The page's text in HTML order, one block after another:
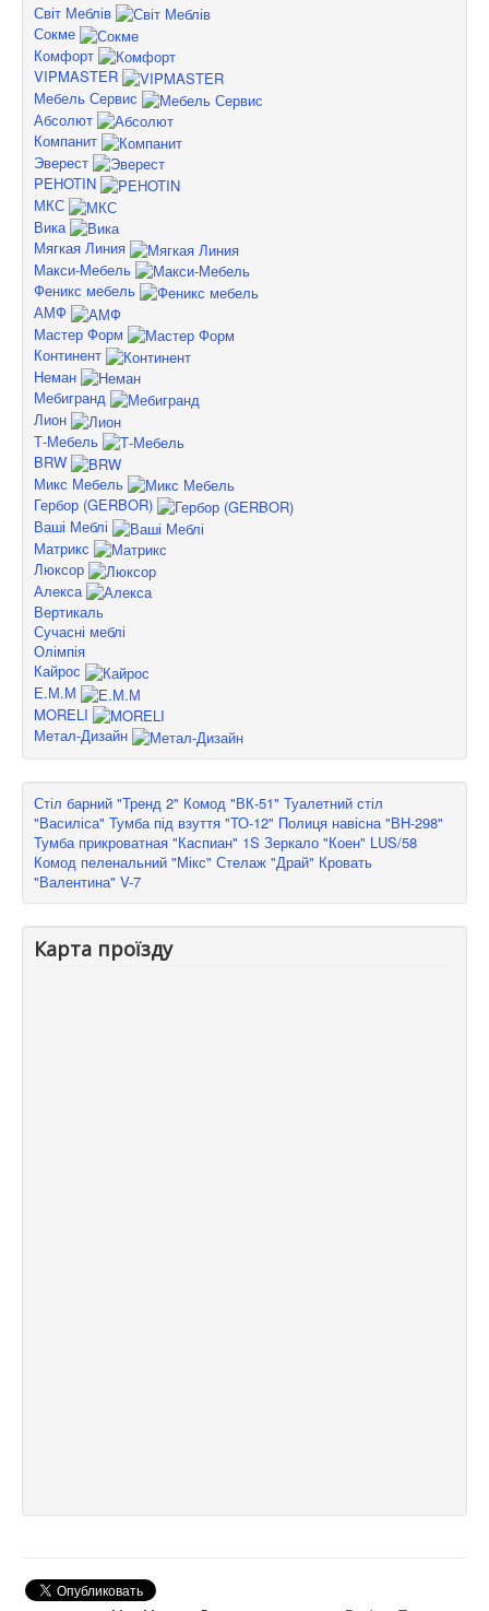
Світ Меблів
Сокме
Комфорт
VIPMASTER
Мебель Сервис
Абсолют
Компанит
Эверест
PEHOTIN
МКС
Вика
Мягкая Линия
Макси-Мебель
Феникс мебель
АМФ
Мастер Форм
Континент
Неман
Мебигранд
Лион
Т-Мебель
BRW
Микс Мебель
Гербор (GERBOR)
Ваші Меблі
Матрикс
Люксор
Алекса
Вертикаль
Сучасні меблі
Олімпія
Кайрос
Е.М.М
MORELI
Метал-Дизайн
Стіл барний "Тренд 2" Комод "ВК-51" Туалетний стіл
"Василіса" Тумба під взуття "ТО-12" Полиця навісна "ВН-298"
Тумба прикроватная "Каспиан" 1S Зеркало "Коен" LUS/58
Комод пеленальний "Мікс" Стелаж "Драй" Кровать
"Валентина" V-7
Карта проїзду